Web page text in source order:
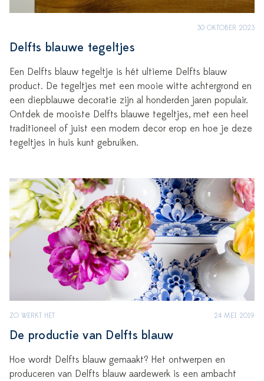
30 OKTOBER 2023
Delfts blauwe tegeltjes
Een Delfts blauw tegeltje is hét ultieme Delfts blauw
product. De tegeltjes met een mooie witte achtergrond en
een diepblauwe decoratie zijn al honderden jaren populair.
Ontdek de mooiste Delfts blauwe tegeltjes, met een heel
traditioneel of juist een modern decor erop en hoe je deze
tegeltjes in huis kunt gebruiken.
ZO WERKT HET 24 MEI 2019
De productie van Delfts blauw
Hoe wordt Delfts blauw gemaakt? Het ontwerpen en
produceren van Delfts blauw aardewerk is een ambacht